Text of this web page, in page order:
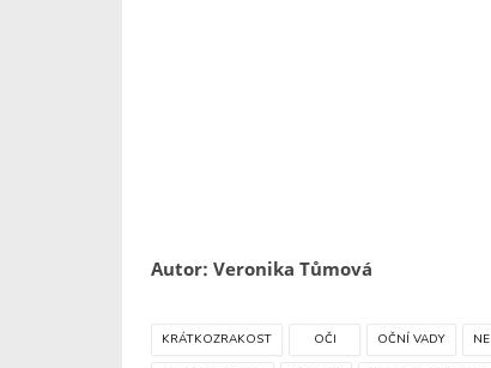
Autor: Veronika Tůmová
KRÁTKOZRAKOST OČI OČNÍ VADY